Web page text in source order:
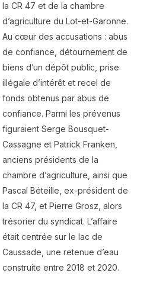
la CR 47 et de la chambre
d’agriculture du Lot-et-Garonne.
Au cœur des accusations : abus
de confiance, détournement de
biens d’un dépôt public, prise
illégale d’intérêt et recel de
fonds obtenus par abus de
confiance. Parmi les prévenus
figuraient Serge Bousquet-
Cassagne et Patrick Franken,
anciens présidents de la
chambre d’agriculture, ainsi que
Pascal Béteille, ex-président de
la CR 47, et Pierre Grosz, alors
trésorier du syndicat. L’affaire
était centrée sur le lac de
Caussade, une retenue d’eau
construite entre 2018 et 2020.